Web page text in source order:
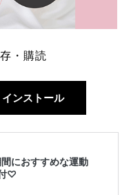
・購読
インストール
におすすめな運動
♡